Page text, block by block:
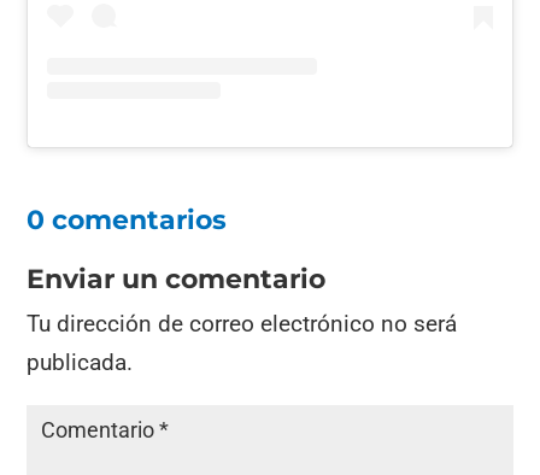
0 comentarios
Enviar un comentario
Tu dirección de correo electrónico no será
publicada.